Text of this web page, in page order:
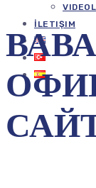
İLETIŞIM